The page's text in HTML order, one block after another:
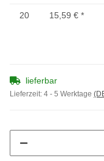
20 15,59 € *
lieferbar
Lieferzeit: 4 - 5 Werktage